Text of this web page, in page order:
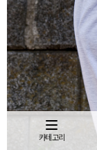
카테고리